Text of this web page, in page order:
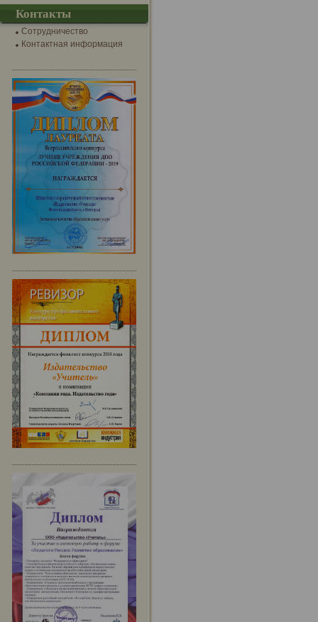
Контакты
Сотрудничество
Контактная информация